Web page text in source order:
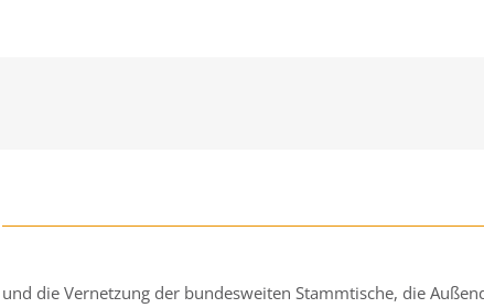
die Vernetzung der bundesweiten Stammtische, die